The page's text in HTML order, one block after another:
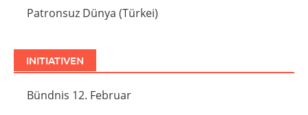
Patronsuz Dünya (Türkei)
INITIATIVEN
Bündnis 12. Februar